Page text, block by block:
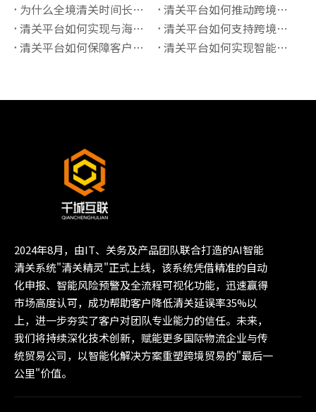
为什么全境清关时间长？有哪些影响因素？
清关平台如何推动跨境贸易“最后一公里”价值提升？
清关平台如何实现与海关系统的实时数据对接？
清关平台如何支持跨境保税仓的清关管理？
清关平台如何保障客户信息的隐私安全？
清关平台如何实现智能化的报关单据管理？
2024年8月，由IT、关务及产品团队联合打造的AI智能
清关系统"清关精灵"正式上线，该系统凭借精准的自动
化申报、智能风险预警及全流程可视化功能，迅速赢得
市场高度认可，成功帮助客户降低清关延误率35%以
上，进一步夯实了客户对团队专业能力的信任。未来，
我们将持续深化技术创新，赋能更多国际物流企业与传
统贸易公司，以智能化解决方案重塑跨境贸易的"最后一
公里"价值。